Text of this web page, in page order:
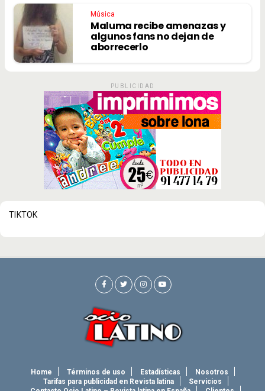
Música
Maluma recibe amenazas y
algunos fans no dejan de
aborrecerlo
PUBLICIDAD
TIKTOK
Home Términos de uso Estadísticas
Nosotros
Tarifas para publicidad en Revista latina
Servicios